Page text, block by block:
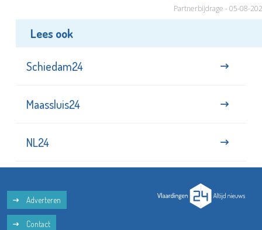
Partnerbijdrage - 05-08-
Lees ook
Schiedam24
Maassluis24
NL24
Adverteren
Contact